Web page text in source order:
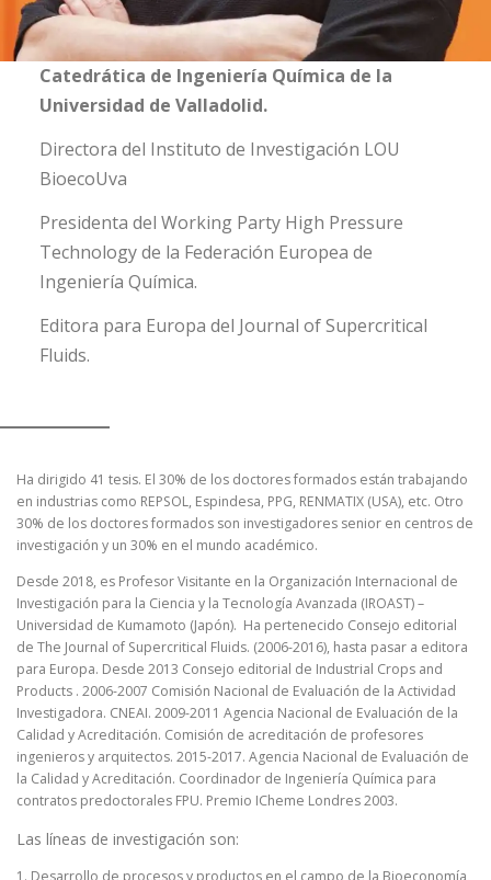
Catedrática de Ingeniería Química de la
Universidad de Valladolid.
Directora del Instituto de Investigación LOU
BioecoUva
Presidenta del Working Party High Pressure
Technology de la Federación Europea de
Ingeniería Química.
Editora para Europa del Journal of Supercritical
Fluids.
Ha dirigido 41 tesis. El 30% de los doctores formados están trabajando
en industrias como REPSOL, Espindesa, PPG, RENMATIX (USA), etc. Otro
30% de los doctores formados son investigadores senior en centros de
investigación y un 30% en el mundo académico.
Desde 2018, es Profesor Visitante en la Organización Internacional de
Investigación para la Ciencia y la Tecnología Avanzada (IROAST) –
Universidad de Kumamoto (Japón). Ha pertenecido Consejo editorial
de The Journal of Supercritical Fluids. (2006-2016), hasta pasar a editora
para Europa. Desde 2013 Consejo editorial de Industrial Crops and
Products . 2006-2007 Comisión Nacional de Evaluación de la Actividad
Investigadora. CNEAI. 2009-2011 Agencia Nacional de Evaluación de la
Calidad y Acreditación. Comisión de acreditación de profesores
ingenieros y arquitectos. 2015-2017. Agencia Nacional de Evaluación de
la Calidad y Acreditación. Coordinador de Ingeniería Química para
contratos predoctorales FPU. Premio ICheme Londres 2003.
Las líneas de investigación son:
1. Desarrollo de procesos y productos en el campo de la Bioeconomía,